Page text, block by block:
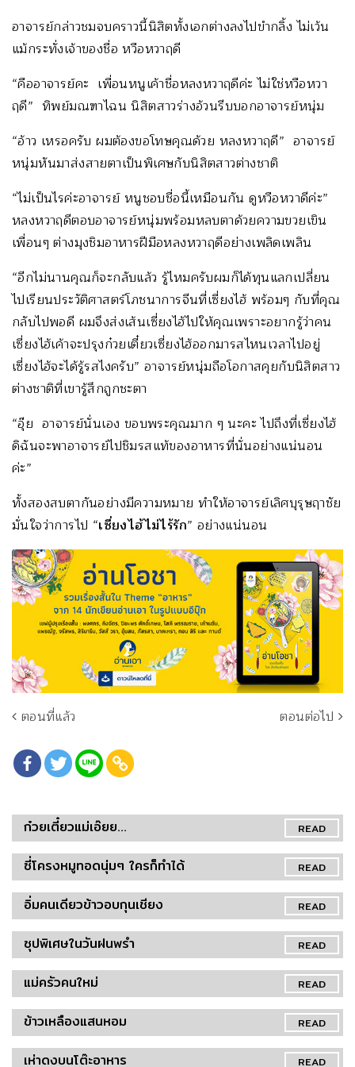
อาจารย์กล่าวชมจบคราวนี้นิสิตทั้งเอกต่างลงไปขำกลิ้ง ไม่เว้น
แม้กระทั่งเจ้าของชื่อ หวือหวาฤดี
“คืออาจารย์คะ เพื่อนหนูเค้าชื่อหลงหวาฤดีค่ะ ไม่ใช่หวือหวา
ฤดี” ทิพย์มณฑาไฉน นิสิตสาวร่างอ้วนรีบบอกอาจารย์หนุ่ม
“อ้าว เหรอครับ ผมต้องขอโทษคุณด้วย หลงหวาฤดี” อาจารย์
หนุ่มหันมาส่งสายตาเป็นพิเศษกับนิสิตสาวต่างชาติ
“ไม่เป็นไรค่ะอาจารย์ หนูชอบชื่อนี้เหมือนกัน ดูหวือหวาดีค่ะ”
หลงหวาฤดีตอบอาจารย์หนุ่มพร้อมหลบตาด้วยความขวยเขิน
เพื่อนๆ ต่างมุงชิมอาหารฝีมือหลงหวาฤดีอย่างเพลิดเพลิน
“อีกไม่นานคุณก็จะกลับแล้ว รู้ไหมครับผมก็ได้ทุนแลกเปลี่ยน
ไปเรียนประวัติศาสตร์โภชนาการจีนที่เซี่ยงไฮ้ พร้อมๆ กับที่คุณ
กลับไปพอดี ผมจึงส่งเส้นเซี่ยงไฮ้ไปให้คุณเพราะอยากรู้ว่าคน
เซี่ยงไฮ้เค้าจะปรุงก๋วยเตี๋ยวเซี่ยงไฮ้ออกมารสไหนเวลาไปอยู่
เซี่ยงไฮ้จะได้รู้รสไงครับ” อาจารย์หนุ่มถือโอกาสคุยกับนิสิตสาว
ต่างชาติที่เขารู้สึกถูกชะตา
“อุ๊ย อาจารย์นั่นเอง ขอบพระคุณมาก ๆ นะคะ ไปถึงที่เซี่ยงไฮ้
ดิฉันจะพาอาจารย์ไปชิมรสแท้ของอาหารที่นั่นอย่างแน่นอน
ค่ะ”
ทั้งสองสบตากันอย่างมีความหมาย ทำให้อาจารย์เลิศบุรุษฤาชัย
มั่นใจว่าการไป “เซี่ยงไฮ้ไม่ไร้รัก” อย่างแน่นอน
ตอนที่แล้ว ตอนต่อไป
READ
ก๋วยเตี๋ยวแม่เอ๊ยย...
READ
ซี่โครงหมูทอดนุ่มๆ ใครก็ทำได้
READ
อิ่มคนเดียวข้าวอบกุนเชียง
READ
ซุปพิเศษในวันฝนพรำ
READ
แม่ครัวคนใหม่
READ
ข้าวเหลืองแสนหอม
READ
เห่าดงบนโต๊ะอาหาร